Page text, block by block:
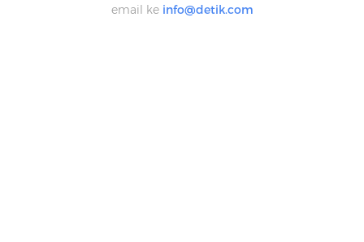
email ke info@detik.com